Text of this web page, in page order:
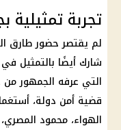
تجربة تمثيلية
لم يقتصر حضور طارق
شارك أيضًا بالتمثيل
التي عرفه الجمهور من
قضية أمن دولة،
الهواء، محمود